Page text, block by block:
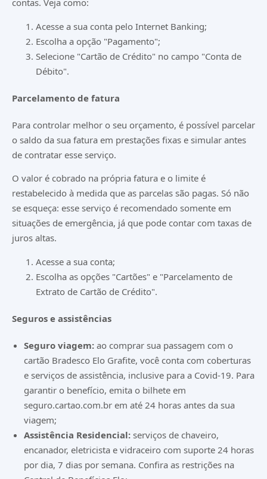
Acesse a sua conta pelo Internet Banking;
Escolha a opção "Pagamento";
Selecione "Cartão de Crédito" no campo "Conta de
Débito".
Parcelamento de fatura
Para controlar melhor o seu orçamento, é possível parcelar
o saldo da sua fatura em prestações fixas e simular antes
de contratar esse serviço.
O valor é cobrado na própria fatura e o limite é
restabelecido à medida que as parcelas são pagas. Só não
se esqueça: esse serviço é recomendado somente em
situações de emergência, já que pode contar com taxas de
juros altas.
Acesse a sua conta;
Escolha as opções "Cartões" e "Parcelamento de
Extrato de Cartão de Crédito".
Seguros e assistências
Seguro viagem: ao comprar sua passagem com o
cartão Bradesco Elo Grafite, você conta com coberturas
e serviços de assistência, inclusive para a Covid-19. Para
garantir o benefício, emita o bilhete em
seguro.cartao.com.br em até 24 horas antes da sua
viagem;
Assistência Residencial: serviços de chaveiro,
encanador, eletricista e vidraceiro com suporte 24 horas
por dia, 7 dias por semana. Confira as restrições na